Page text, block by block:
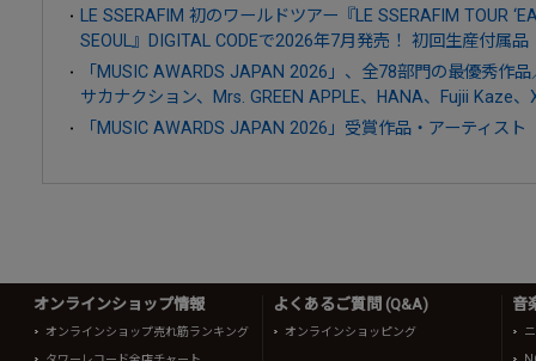
LE SSERAFIM 初のワールドツアー『LE SSERAFIM TOUR
SEOUL』DIGITAL CODEで2026年7月発売！ 初回生産付属
「MUSIC AWARDS JAPAN 2026」、全78部門の最優秀作
サカナクション、Mrs. GREEN APPLE、HANA、Fujii Kaze
「MUSIC AWARDS JAPAN 2026」受賞作品・アーティスト
オンラインショップ情報
オンラインショップ売れ筋ランキング
よくあるご質問 (Q&A)
オンラインショッピング
音